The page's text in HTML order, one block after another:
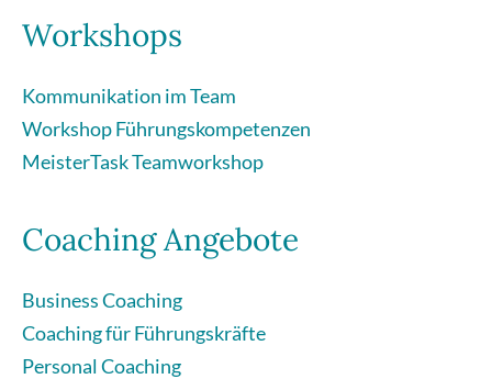
Workshops
Kommunikation im Team
Workshop Führungskompetenzen
MeisterTask Teamworkshop
Coaching Angebote
Business Coaching
Coaching für Führungskräfte
Personal Coaching